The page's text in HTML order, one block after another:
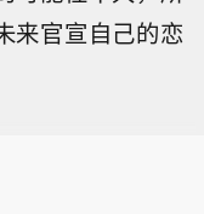
来官宣自己的恋